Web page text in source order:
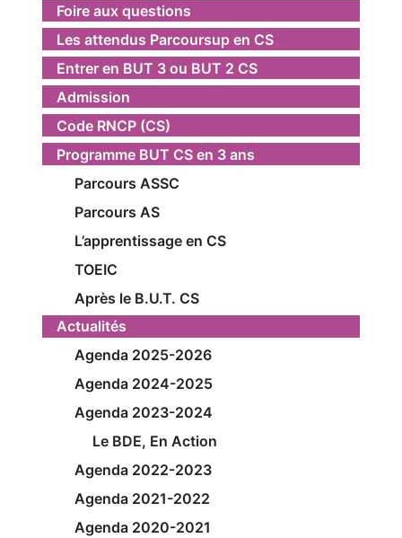
Foire aux questions
Les attendus Parcoursup en CS
Entrer en BUT 3 ou BUT 2 CS
Admission
Code RNCP (CS)
Programme BUT CS en 3 ans
Parcours ASSC
Parcours AS
L’apprentissage en CS
TOEIC
Après le B.U.T. CS
Actualités
Agenda 2025-2026
Agenda 2024-2025
Agenda 2023-2024
Le BDE, En Action
Agenda 2022-2023
Agenda 2021-2022
Agenda 2020-2021